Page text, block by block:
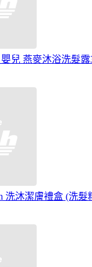
兒 燕麥沐浴洗髮露
洗沐潔膚禮盒 (洗